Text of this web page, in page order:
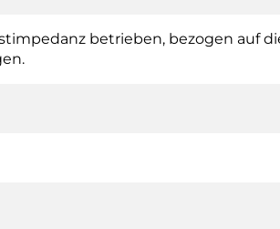
betrieben, bezogen auf